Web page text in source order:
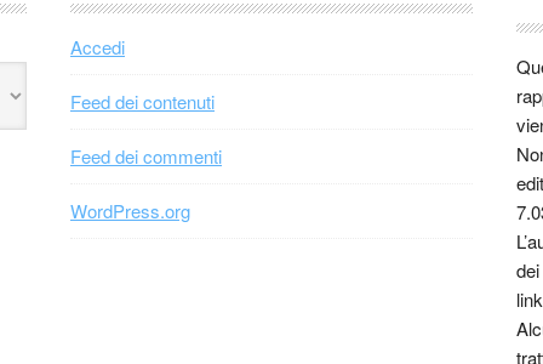
Accedi
Feed dei contenuti
Feed dei commenti
WordPress.org